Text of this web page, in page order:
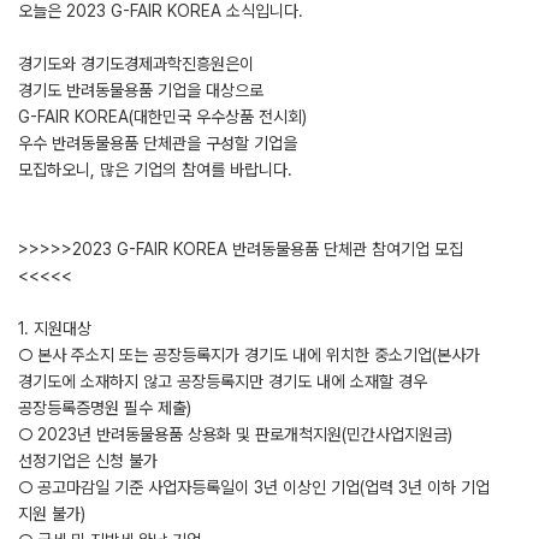
오늘은 2023 G-FAIR KOREA 소식입니다.
경기도와 경기도경제과학진흥원은이
경기도 반려동물용품 기업을 대상으로
G-FAIR KOREA(대한민국 우수상품 전시회)
우수 반려동물용품 단체관을 구성할 기업을
모집하오니, 많은 기업의 참여를 바랍니다.
>>>>>2023 G-FAIR KOREA 반려동물용품 단체관 참여기업 모집
<<<<<
1. 지원대상
○ 본사 주소지 또는 공장등록지가 경기도 내에 위치한 중소기업(본사가
경기도에 소재하지 않고 공장등록지만 경기도 내에 소재할 경우
공장등록증명원 필수 제출)
○ 2023년 반려동물용품 상용화 및 판로개척지원(민간사업지원금)
선정기업은 신청 불가
○ 공고마감일 기준 사업자등록일이 3년 이상인 기업(업력 3년 이하 기업
지원 불가)